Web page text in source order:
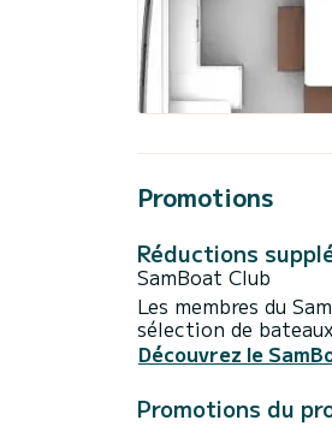
Promotions
Réductions
SamBoat Club
Les membres du
sélection de
Découvrez le
Promotions du